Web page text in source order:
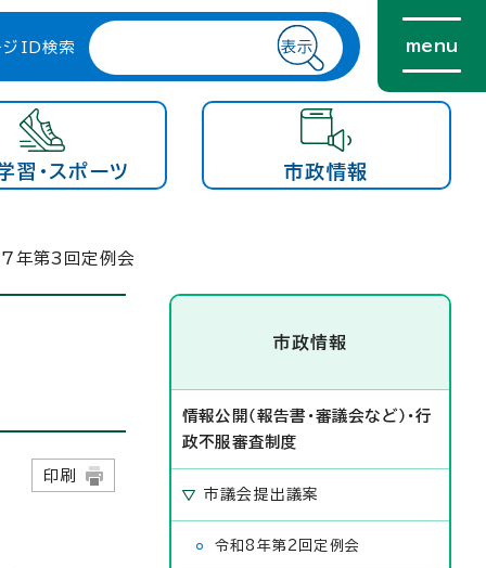
ジID検索 menu
習・スポーツ 市政情報
年第3回定例会
印刷
市政情報
情報公開（報告書・審議会など）・行
政不服審査制度
市議会提出議案
令和8年第2回定例会